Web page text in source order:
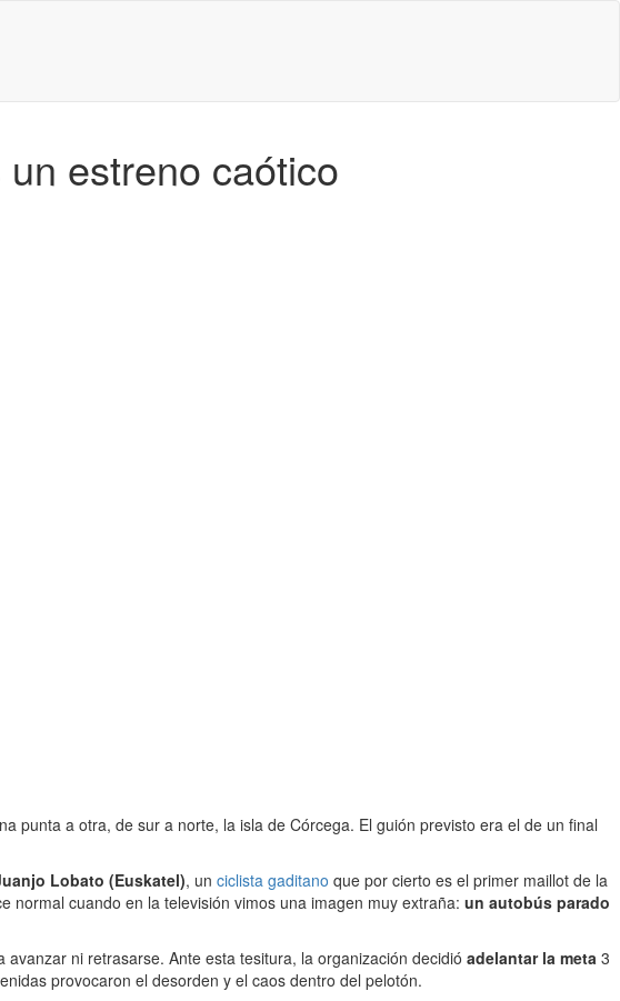
estreno caótico
punta a otra, de sur a norte, la isla de Córcega. El guión previsto era el de un final
Lobato (Euskatel), un ciclista gaditano que por cierto es el primer maillot de la
normal cuando en la televisión vimos una imagen muy extraña: un autobús parado
ni retrasarse. Ante esta tesitura, la organización decidió adelantar la meta 3
provocaron el desorden y el caos dentro del pelotón.